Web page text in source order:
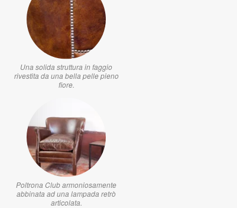
Una solida struttura in faggio
rivestita da una bella pelle pieno
fiore.
Poltrona Club armoniosamente
abbinata ad una lampada retrò
articolata.